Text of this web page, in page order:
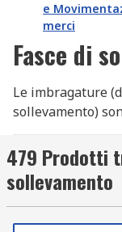
e
merci
Fasce di
Le imbragature
sollevamento)
di sollevamento
un paranco.
Sostengono il
sicurezza di
479 Prodotti
sollevamento